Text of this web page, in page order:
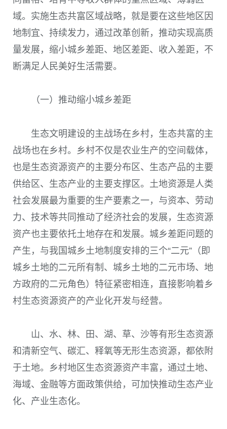
域。实施生态共富区域战略，就是要在这些地区因
地制宜、持续发力，通过改革创新，推动实现高质
量发展，缩小城乡差距、地区差距、收入差距，不
断满足人民美好生活需要。
（一）推动缩小城乡差距
生态文明建设的主战场在乡村，生态共富的主
战场也在乡村。乡村不仅是农业生产的空间载体，
也是生态资源资产的主要分布区、生态产品的主要
供给区、生态产业的主要支撑区。土地资源是人类
社会发展最为重要的生产要素之一，与资本、劳动
力、技术等共同推动了经济社会的发展，生态资源
资产也主要依托土地存在和发展。城乡差距问题的
产生，与我国城乡土地制度安排的三个“二元”（即
城乡土地的二元所有制、城乡土地的二元市场、地
方政府的二元角色）特征紧密相连，直接影响着乡
村生态资源资产的产业化开发与经营。
山、水、林、田、湖、草、沙等有形生态资源
和清新空气、碳汇、释氧等无形生态资源，都依附
于土地。乡村地区生态资源资产丰富，通过土地、
海域、金融等方面政策供给，可加快推动生态产业
化、产业生态化。